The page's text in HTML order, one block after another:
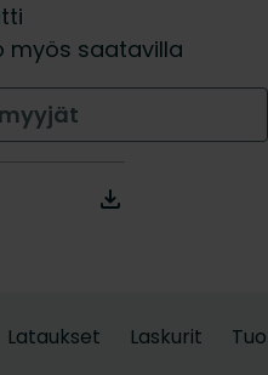
myös saatavilla
Lataukset Laskurit